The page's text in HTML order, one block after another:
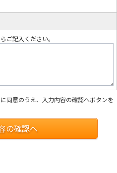
ご記入ください。
に同意のうえ、入力内容の確認へボタンを
の確認へ